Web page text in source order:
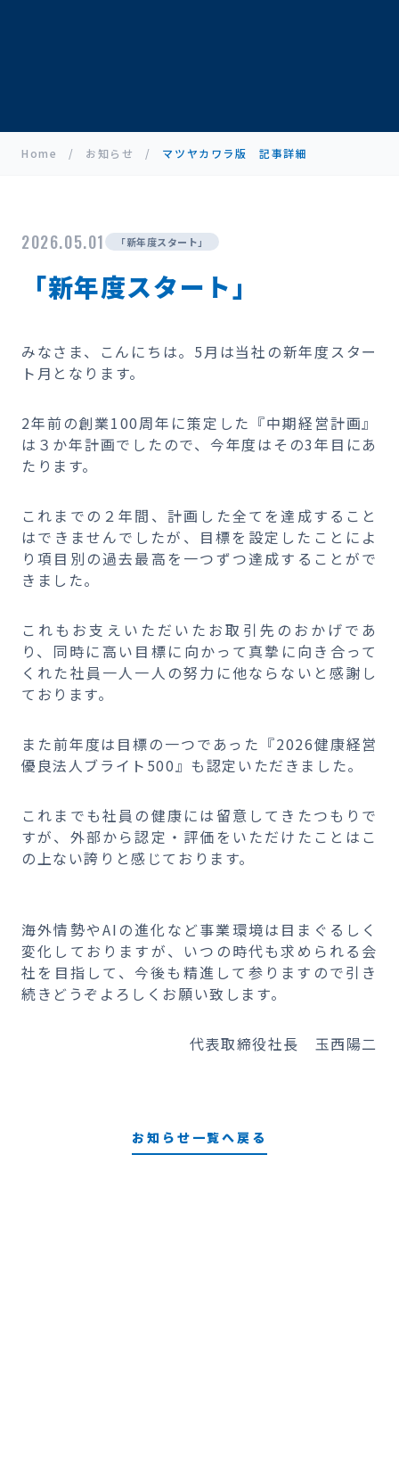
Home / お知らせ / マツヤカワラ版 記事詳細
2026.05.01 「新年度スタート」
「新年度スタート」
みなさま、こんにちは。5月は当社の新年度スター
ト月となります。
2年前の創業100周年に策定した『中期経営計画』
は３か年計画でしたので、今年度はその3年目にあ
たります。
これまでの２年間、計画した全てを達成すること
はできませんでしたが、目標を設定したことによ
り項目別の過去最高を一つずつ達成することがで
きました。
これもお支えいただいたお取引先のおかげであ
り、同時に高い目標に向かって真摯に向き合って
くれた社員一人一人の努力に他ならないと感謝し
ております。
また前年度は目標の一つであった『2026健康経営
優良法人ブライト500』も認定いただきました。
これまでも社員の健康には留意してきたつもりで
すが、外部から認定・評価をいただけたことはこ
の上ない誇りと感じております。
海外情勢やAIの進化など事業環境は目まぐるしく
変化しておりますが、いつの時代も求められる会
社を目指して、今後も精進して参りますので引き
続きどうぞよろしくお願い致します。
代表取締役社長 玉西陽二
お知らせ一覧へ戻る